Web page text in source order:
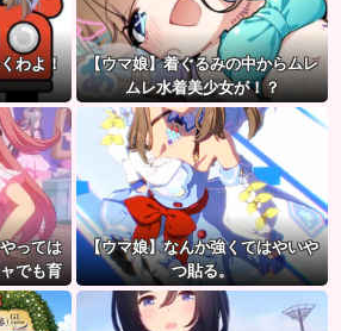
わよ！
【ウマ娘】着ぐるみの中からムレ
ムレ水着美少女が！？
っては
でも育
これ。
【ウマ娘】なんか強くてはやいや
つ貼る。